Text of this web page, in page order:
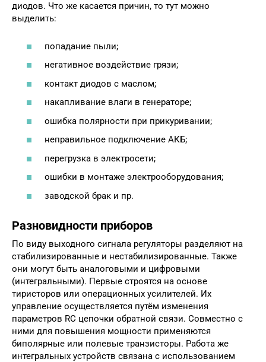
диодов. Что же касается причин, то тут можно
выделить:
попадание пыли;
негативное воздействие грязи;
контакт диодов с маслом;
накапливание влаги в генераторе;
ошибка полярности при прикуривании;
неправильное подключение АКБ;
перегрузка в электросети;
ошибки в монтаже электрооборудования;
заводской брак и пр.
Разновидности приборов
По виду выходного сигнала регуляторы разделяют на
стабилизированные и нестабилизированные. Также
они могут быть аналоговыми и цифровыми
(интегральными). Первые строятся на основе
тиристоров или операционных усилителей. Их
управление осуществляется путём изменения
параметров RC цепочки обратной связи. Совместно с
ними для повышения мощности применяются
биполярные или полевые транзисторы. Работа же
интегральных устройств связана с использованием